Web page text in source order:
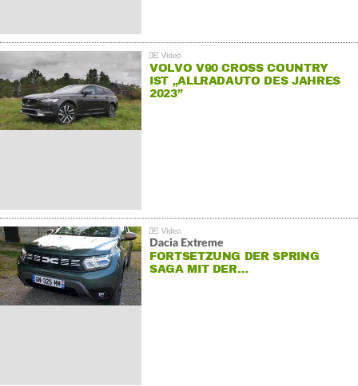
VOLVO V90 CROSS COUNTRY
IST „ALLRADAUTO DES JAHRES
2023”
Dacia Extreme
FORTSETZUNG DER SPRING
SAGA MIT DER…